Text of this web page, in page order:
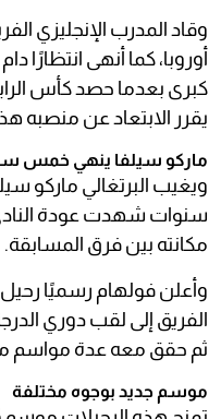
وقاد المدرب الإنجليزي
يقرر الابتعاد عن منصبه
ماركو سيلفا ينهي خمس
ويغيب البرتغالي ماركو
سنوات شهدت عودة النادي
مكانته بين فرق المسابقة.
وأعلن فولهام رسميًا
الفريق إلى لقب دوري
ثم حقق معه عدة مواسم
موسم جديد بوجوه مختلفة